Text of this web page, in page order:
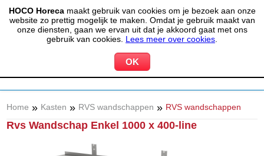
HOCO Horecamaakt gebruik van cookies om je bezoek aan onze
website zo prettig mogelijk te maken. Omdat je gebruik maakt van
onze diensten, gaan we ervan uit dat je akkoord gaat met ons
gebruik van cookies. Lees meer over cookies
(020) 497 6325 info@hocohoreca.nl
MIJN ACCOUNT 0 WINKELWAGEN
Home » Kasten » RVS wandschappen » RVS wandschappen
Rvs Wandschap Enkel 1000 x 400-line